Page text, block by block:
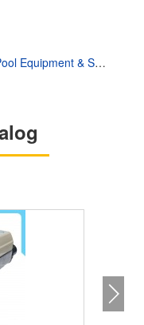
Equipment & Supplies